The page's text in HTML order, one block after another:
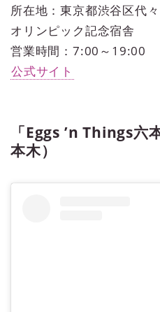
所在地：東京都渋谷区代
オリンピック記念宿舎
営業時間：7:00～19:00
公式サイト
「Eggs ’n Things六
本木）